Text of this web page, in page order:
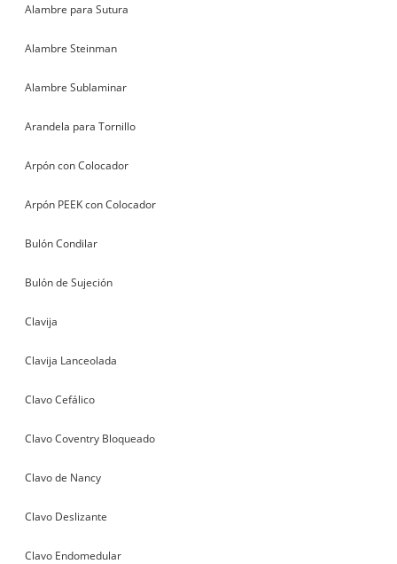
Alambre para Sutura
Alambre Steinman
Alambre Sublaminar
Arandela para Tornillo
Arpón con Colocador
Arpón PEEK con Colocador
Bulón Condilar
Bulón de Sujeción
Clavija
Clavija Lanceolada
Clavo Cefálico
Clavo Coventry Bloqueado
Clavo de Nancy
Clavo Deslizante
Clavo Endomedular